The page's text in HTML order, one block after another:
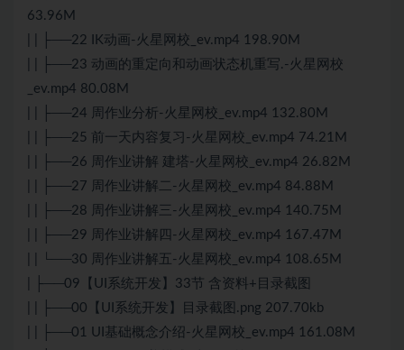
63.96M
| | ├──22 IK动画-火星网校_ev.mp4 198.90M
| | ├──23 动画的重定向和动画状态机重写.-火星网校
_ev.mp4 80.08M
| | ├──24 周作业分析-火星网校_ev.mp4 132.80M
| | ├──25 前一天内容复习-火星网校_ev.mp4 74.21M
| | ├──26 周作业讲解 建塔-火星网校_ev.mp4 26.82M
| | ├──27 周作业讲解二-火星网校_ev.mp4 84.88M
| | ├──28 周作业讲解三-火星网校_ev.mp4 140.75M
| | ├──29 周作业讲解四-火星网校_ev.mp4 167.47M
| | └──30 周作业讲解五-火星网校_ev.mp4 108.65M
| ├──09【UI系统开发】33节 含资料+目录截图
| | ├──00【UI系统开发】目录截图.png 207.70kb
| | ├──01 UI基础概念介绍-火星网校_ev.mp4 161.08M